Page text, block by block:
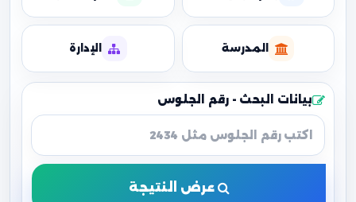
المدرسة الإدارة
بيانات البحث - رقم الجلوس
عرض النتيجة